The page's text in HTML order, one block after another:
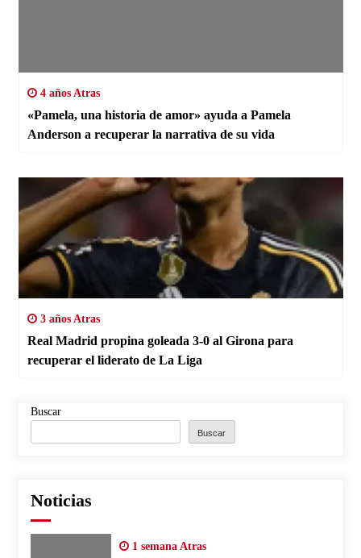
4 años Atras
«Pamela, una historia de amor» ayuda a Pamela
Anderson a recuperar la narrativa de su vida
3 años Atras
Real Madrid propina goleada 3-0 al Girona para
recuperar el liderato de La Liga
Buscar
Buscar
Noticias
1 semana Atras